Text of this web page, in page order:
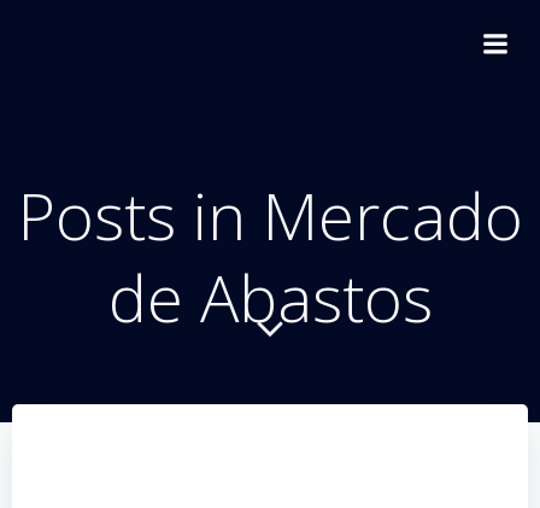
Posts in Mercado
de Abastos